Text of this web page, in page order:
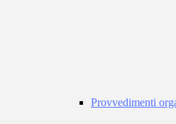
Provvedimenti